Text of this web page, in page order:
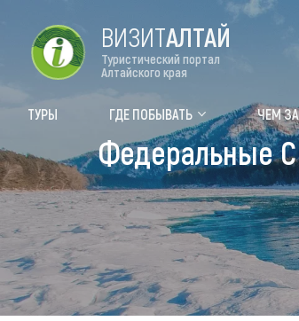
Форум VISIT ALTAI
Туры
ВИЗИТАЛТАЙ
Туристический портал
Алтайского края
ТУРЫ ГДЕ ПОБЫВАТЬ ЧЕМ
Федеральные